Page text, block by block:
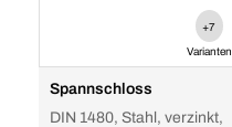
+7
Varianten
Spannschloss
DIN 1480, Stahl, verzinkt,